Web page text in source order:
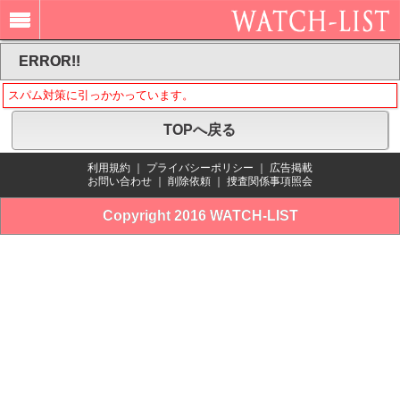
ERROR!!
スパム対策に引っかかっています。
TOPへ戻る
利用規約 プライバシーポリシー
広告掲載
お問い合わせ
削除依頼 捜査関係事項照会
Copyright 2016 WATCH-LIST